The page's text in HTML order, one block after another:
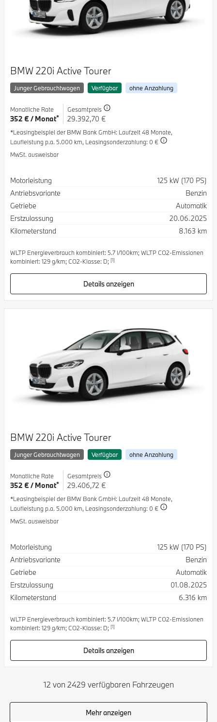
BMW 220i Active Tourer
Junger Gebrauchtwagen Verfügbar ohne Anzahlung
Monatliche Rate
352 € / Monat*
Gesamtpreis
29.392,70 €
*Leasingbeispiel der BMW Bank GmbH: Laufzeit 48 Monate,
Laufleistung p.a. 5.000 km, Leasingsonderzahlung: 0 €
MwSt. ausweisbar
Spezifikation
Motorleistung
125 kW (170 PS)
Antriebsvariante
Benzin
Getriebe
Automatik
Erstzulassung
20.06.2025
Kilometerstand
8.163 km
WLTP Energieverbrauch kombiniert: 5.7 l/100km; WLTP CO2-Emissionen
kombiniert: 129 g/km; CO2-Klasse: D; [1]
Details anzeigen
BMW 220i Active Tourer
Junger Gebrauchtwagen Verfügbar ohne Anzahlung
Monatliche Rate
352 € / Monat*
Gesamtpreis
29.406,72 €
*Leasingbeispiel der BMW Bank GmbH: Laufzeit 48 Monate,
Laufleistung p.a. 5.000 km, Leasingsonderzahlung: 0 €
MwSt. ausweisbar
Spezifikation
Motorleistung
125 kW (170 PS)
Antriebsvariante
Benzin
Getriebe
Automatik
Erstzulassung
01.08.2025
Kilometerstand
6.316 km
WLTP Energieverbrauch kombiniert: 5.7 l/100km; WLTP CO2-Emissionen
kombiniert: 129 g/km; CO2-Klasse: D; [1]
Details anzeigen
12 von 2429 verfügbaren Fahrzeugen
Mehr anzeigen